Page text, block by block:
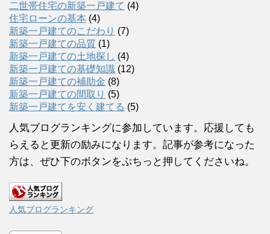
二世帯住宅の新築一戸建て (4)
住宅ローンの基本 (4)
新築一戸建てのこだわり (7)
新築一戸建ての品質 (1)
新築一戸建ての土地探し (4)
新築一戸建ての基礎知識 (12)
新築一戸建ての補助金 (8)
新築一戸建ての間取り (5)
新築一戸建てを安く建てる (5)
人気ブログランキングに参加しています。応援しても
らえると更新の励みになります。記事が参考になった
方は、ぜひ下のボタンをぷちっと押してくださいね。
人気ブログランキング